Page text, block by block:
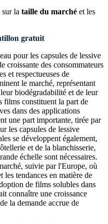
la taille du marché et les
gratuit
pour les capsules de lessive
croissante des consommateurs
et respectueuses de
le marché, représentant
biodégradabilité et de leur
films constituent la part de
dans des applications
une part importante, tirée par
les capsules de lessive
se développent également,
et de la blanchisserie,
échelle sont nécessaires.
suivie par l'Europe, où
tendances en matière de
de films solubles dans
connaître une croissance
la demande accrue de